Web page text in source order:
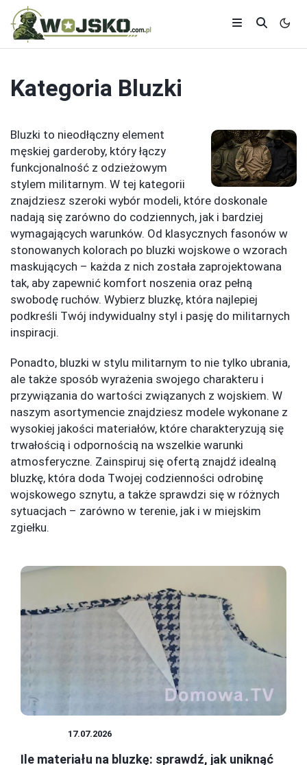
Kategoria Bluzki
Bluzki to nieodłączny element
męskiej garderoby, który łączy
funkcjonalność z odzieżowym
stylem militarnym. W tej kategorii
znajdziesz szeroki wybór modeli, które doskonale
nadają się zarówno do codziennych, jak i bardziej
wymagających warunków. Od klasycznych fasonów w
stonowanych kolorach po bluzki wojskowe o wzorach
maskujących – każda z nich została zaprojektowana
tak, aby zapewnić komfort noszenia oraz pełną
swobodę ruchów. Wybierz bluzkę, która najlepiej
podkreśli Twój indywidualny styl i pasję do militarnych
inspiracji.
Ponadto, bluzki w stylu militarnym to nie tylko ubrania,
ale także sposób wyrażenia swojego charakteru i
przywiązania do wartości związanych z wojskiem. W
naszym asortymencie znajdziesz modele wykonane z
wysokiej jakości materiałów, które charakteryzują się
trwałością i odpornością na wszelkie warunki
atmosferyczne. Zainspiruj się ofertą znajdź idealną
bluzkę, która doda Twojej codzienności odrobinę
wojskowego sznytu, a także sprawdzi się w różnych
sytuacjach – zarówno w terenie, jak i w miejskim
zgiełku.
17.07.2026
Ile materiału na bluzkę: sprawdź, jak uniknąć